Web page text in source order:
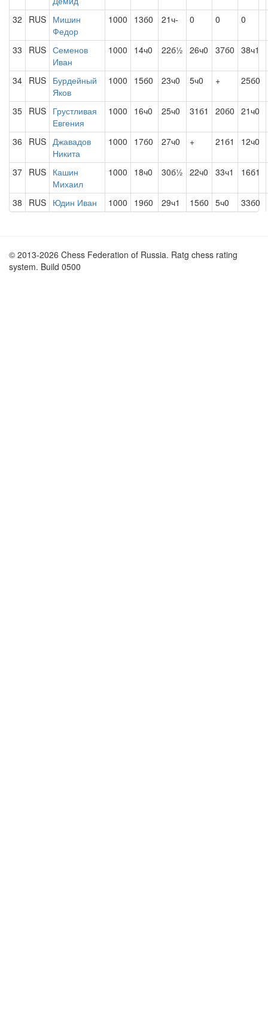
32
RUS Мишин
Федор
1000 13б0 21ч- 0 0 0
33 RUS Семенов
Иван
1000 14ч0 22б½ 26ч0 37б0 38ч1
34 RUS Бурдейный
Яков
1000 15б0 23ч0 5ч0 + 25б0
35 RUS Грустливая
Евгения
1000 16ч0 25ч0 31б1 20б0 21ч0
36 RUS Джавадов
Никита
1000 17б0 27ч0 + 21б1 12ч0
37 RUS Кашин
Михаил
1000 18ч0 30б½ 22ч0 33ч1 16б1
38 RUS Юдин Иван 1000 19б0 29ч1 15б0 5ч0 33б0
© 2013-2026 Chess Federation of Russia. Ratg chess rating
system. Build 0500